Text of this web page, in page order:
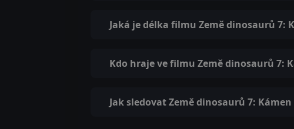
Jaká je délka filmu Země dinosaurů 7:
Kdo hraje ve filmu Země dinosaurů 7:
Jak sledovat Země dinosaurů 7: